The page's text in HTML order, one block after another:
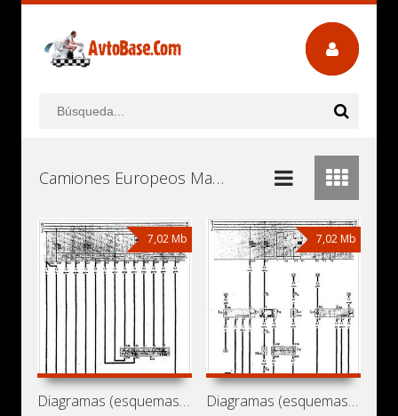
Camiones Europeos Manuales de Usuario, Manuales de Instrucciones (Reparación) y Mantenimiento Descargar Gratis
7,02 Mb
Diagramas (esquemas) eléctricos de minibuses Volkswagen
7,02 Mb
Diagramas (esquemas) eléctricos de minibús Volkswagen